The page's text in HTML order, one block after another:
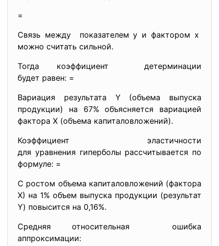
=
Связь между показателем у и фактором х
можно считать сильной.
Тогда коэффициент детерминации
будет равен: =
Вариация результата Y (объема выпуска
продукции) на 67% объясняется вариацией
фактора Х (объема капиталовложений).
Коэффициент эластичности
для уравнения гиперболы рассчитывается по
формуле: =
С ростом объема капиталовложений (фактора
Х) на 1% объем выпуска продукции (результат
Y) повысится на 0,16%.
Средняя относительная ошибка
аппроксимации: